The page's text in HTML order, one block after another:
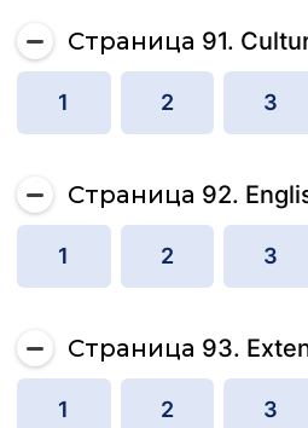
Страница 91.
1 2 3
Страница 92.
1 2 3
Страница 93.
1 2 3